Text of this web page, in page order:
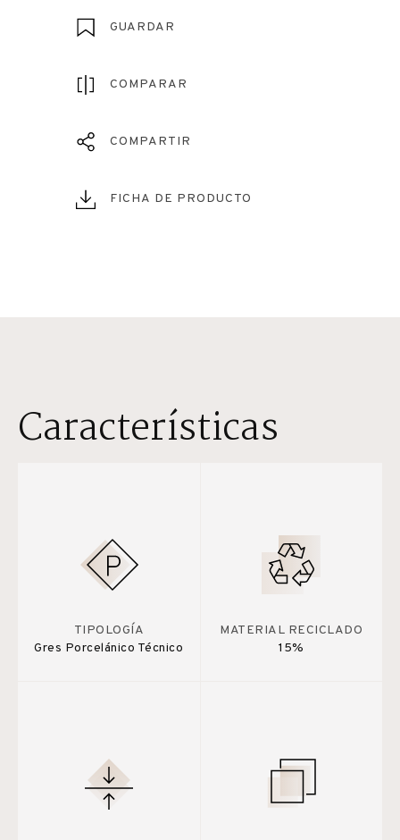
GUARDAR
COMPARAR
COMPARTIR
FICHA DE PRODUCTO
Características
TIPOLOGÍA
Gres Porcelánico Técnico
MATERIAL RECICLADO
15%